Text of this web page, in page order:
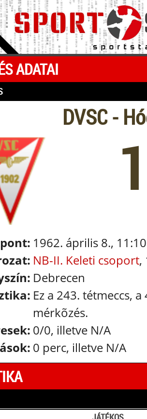
ADATAI
DVSC -
1962. április 8., 11:10
NB-II. Keleti csoport,
Debrecen
Ez a 243. tétmeccs,
mérkõzés.
0/0, illetve N/A
0 perc, illetve N/A